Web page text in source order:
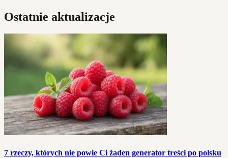
Ostatnie aktualizacje
7 rzeczy, których nie powie Ci żaden generator treści po polsku